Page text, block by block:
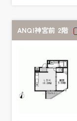
ANQI神宮前 2階